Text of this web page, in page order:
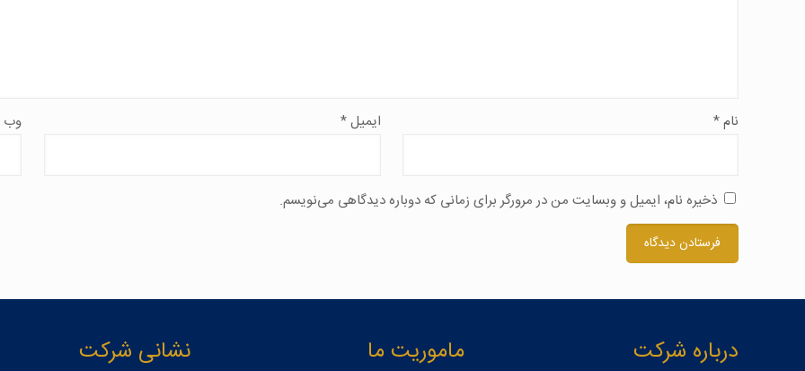
نام* ایمیل* وب‌
ذخیره نام، ایمیل و وبسایت من در مرورگر برای زمانی که دوباره دیدگاهی می‌نویسم.
درباره شرکت ماموریت ما نشانی شرکت